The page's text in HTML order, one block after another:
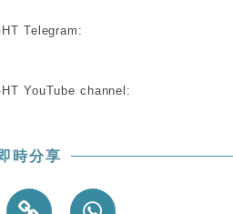
Telegram:
YouTube channel:
即時分享